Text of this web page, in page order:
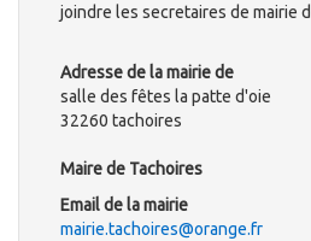
joindre les secretaires de mairie
Adresse de la mairie de
salle des fêtes la patte d'oie
32260 tachoires
Maire de Tachoires
Email de la mairie
mairie.tachoires@orange.fr